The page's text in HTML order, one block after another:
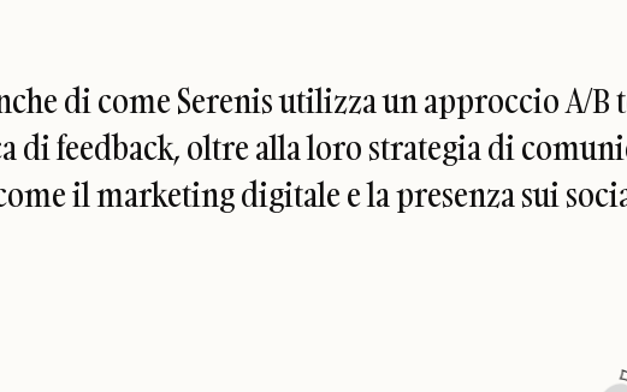
di come Serenis utilizza un approccio A/
di feedback, oltre alla loro strategia di
il marketing digitale e la presenza sui